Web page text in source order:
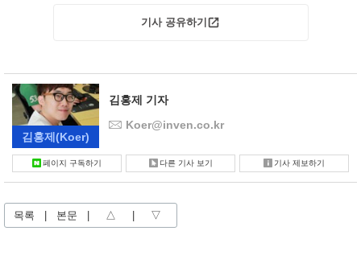
기사 공유하기
김홍제 (Koer)
김홍제 기자
Koer@inven.co.kr
페이지 구독하기 다른 기사 보기 기사 제보하기
목록 | 본문 | △ | ▽